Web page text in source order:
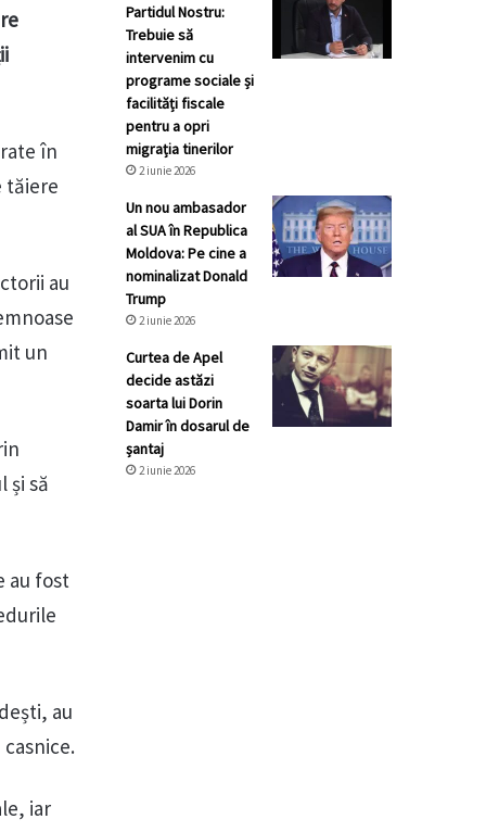
în
tăiere
au
un
și să
au fost
au
iar
Partidul Nostru:
Trebuie să
intervenim cu
programe sociale și
facilități fiscale
pentru a opri
migrația tinerilor
2 iunie 2026
Un nou ambasador
al SUA în Republica
Moldova: Pe cine a
nominalizat Donald
Trump
2 iunie 2026
Curtea de Apel
decide astăzi
soarta lui Dorin
Damir în dosarul de
șantaj
2 iunie 2026